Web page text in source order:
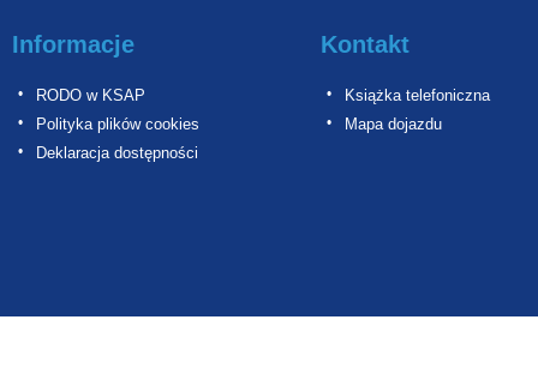
Informacje
RODO w KSAP
Polityka plików cookies
Deklaracja dostępności
Kontakt
Książka telefoniczna
Mapa dojazdu